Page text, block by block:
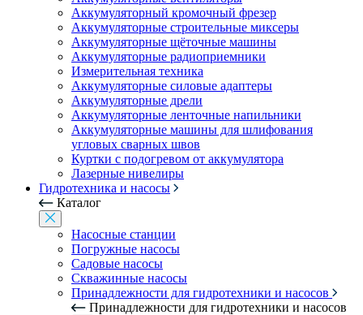
Аккумуляторный кромочный фрезер
Аккумуляторные строительные миксеры
Аккумуляторные щёточные машины
Аккумуляторные радиоприемники
Измерительная техника
Аккумуляторные силовые адаптеры
Аккумуляторные дрели
Аккумуляторные ленточные напильники
Аккумуляторные машины для шлифования
угловых сварных швов
Куртки с подогревом от аккумулятора
Лазерные нивелиры
Гидротехника и насосы
Каталог
Насосные станции
Погружные насосы
Садовые насосы
Скважинные насосы
Принадлежности для гидротехники и насосов
Принадлежности для гидротехники и насосов